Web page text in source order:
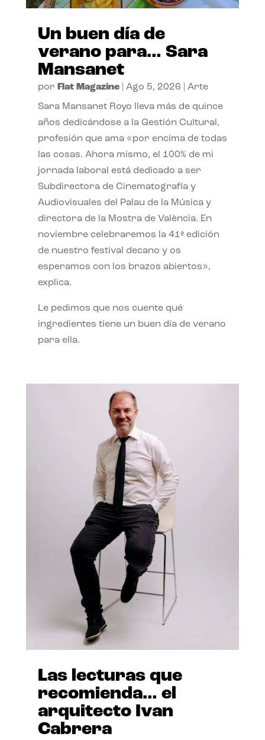
Un buen día de
verano para… Sara
Mansanet
por Flat Magazine| Ago 5, 2026 Arte
Sara Mansanet Royo lleva más de quince
años dedicándose a la Gestión Cultural,
profesión que ama «por encima de todas
las cosas. Ahora mismo, el 100% de mi
jornada laboral está dedicado a ser
Subdirectora de Cinematografía y
Audiovisuales del Palau de la Música y
directora de la Mostra de València. En
noviembre celebraremos la 41ª edición
de nuestro festival decano y os
esperamos con los brazos abiertos»,
explica.
Le pedimos que nos cuente qué
ingredientes tiene un buen día de verano
para ella.
Las lecturas que
recomienda… el
arquitecto Ivan
Cabrera